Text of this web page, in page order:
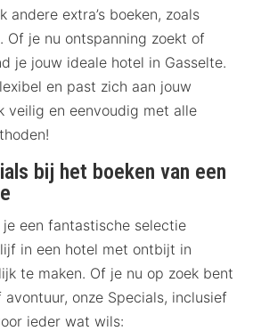
andere extra’s boeken, zoals
Of je nu ontspanning zoekt of
je jouw ideale hotel in Gasselte.
en past zich aan jouw
veilig en eenvoudig met alle
bij het boeken van een
een fantastische selectie
in een hotel met ontbijt in
te maken. Of je nu op zoek bent
onze Specials, inclusief
ieder wat wils: